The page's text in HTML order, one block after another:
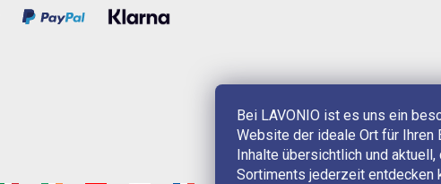
Bei LAVONIO ist es uns ein
Website der ideale Ort für Ihren
Inhalte übersichtlich und
Sortiments jederzeit entdecken